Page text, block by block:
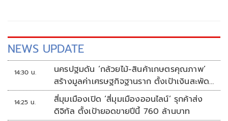
NEWS UPDATE
14:30 น.
นครปฐมดัน ‘กล้วยไม้-สินค้าเกษตรคุณภาพ’
สร้างมูลค่าเศรษฐกิจฐานราก ตั้งเป้าเงินสะพัด
10 ล้านบาท
14:25 น.
สี่มุมเมืองเปิด ‘สี่มุมเมืองออนไลน์’ รุกค้าส่ง
ดิจิทัล ตั้งเป้ายอดขายปีนี้ 760 ล้านบาท